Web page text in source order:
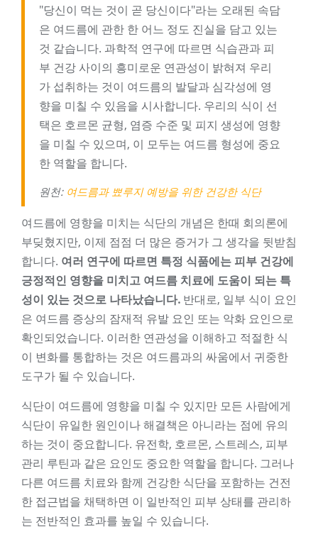
"당신이 먹는 것이 곧 당신이다"라는 오래된 속담
은 여드름에 관한 한 어느 정도 진실을 담고 있는
것 같습니다. 과학적 연구에 따르면 식습관과 피
부 건강 사이의 흥미로운 연관성이 밝혀져 우리
가 섭취하는 것이 여드름의 발달과 심각성에 영
향을 미칠 수 있음을 시사합니다. 우리의 식이 선
택은 호르몬 균형, 염증 수준 및 피지 생성에 영향
을 미칠 수 있으며, 이 모두는 여드름 형성에 중요
한 역할을 합니다.
원천: 여드름과 뾰루지 예방을 위한 건강한 식단
여드름에 영향을 미치는 식단의 개념은 한때 회의론에
부딪혔지만, 이제 점점 더 많은 증거가 그 생각을 뒷받침
합니다. 여러 연구에 따르면 특정 식품에는 피부 건강에
긍정적인 영향을 미치고 여드름 치료에 도움이 되는 특
성이 있는 것으로 나타났습니다. 반대로, 일부 식이 요인
은 여드름 증상의 잠재적 유발 요인 또는 악화 요인으로
확인되었습니다. 이러한 연관성을 이해하고 적절한 식
이 변화를 통합하는 것은 여드름과의 싸움에서 귀중한
도구가 될 수 있습니다.
식단이 여드름에 영향을 미칠 수 있지만 모든 사람에게
식단이 유일한 원인이나 해결책은 아니라는 점에 유의
하는 것이 중요합니다. 유전학, 호르몬, 스트레스, 피부
관리 루틴과 같은 요인도 중요한 역할을 합니다. 그러나
다른 여드름 치료와 함께 건강한 식단을 포함하는 건전
한 접근법을 채택하면 이 일반적인 피부 상태를 관리하
는 전반적인 효과를 높일 수 있습니다.